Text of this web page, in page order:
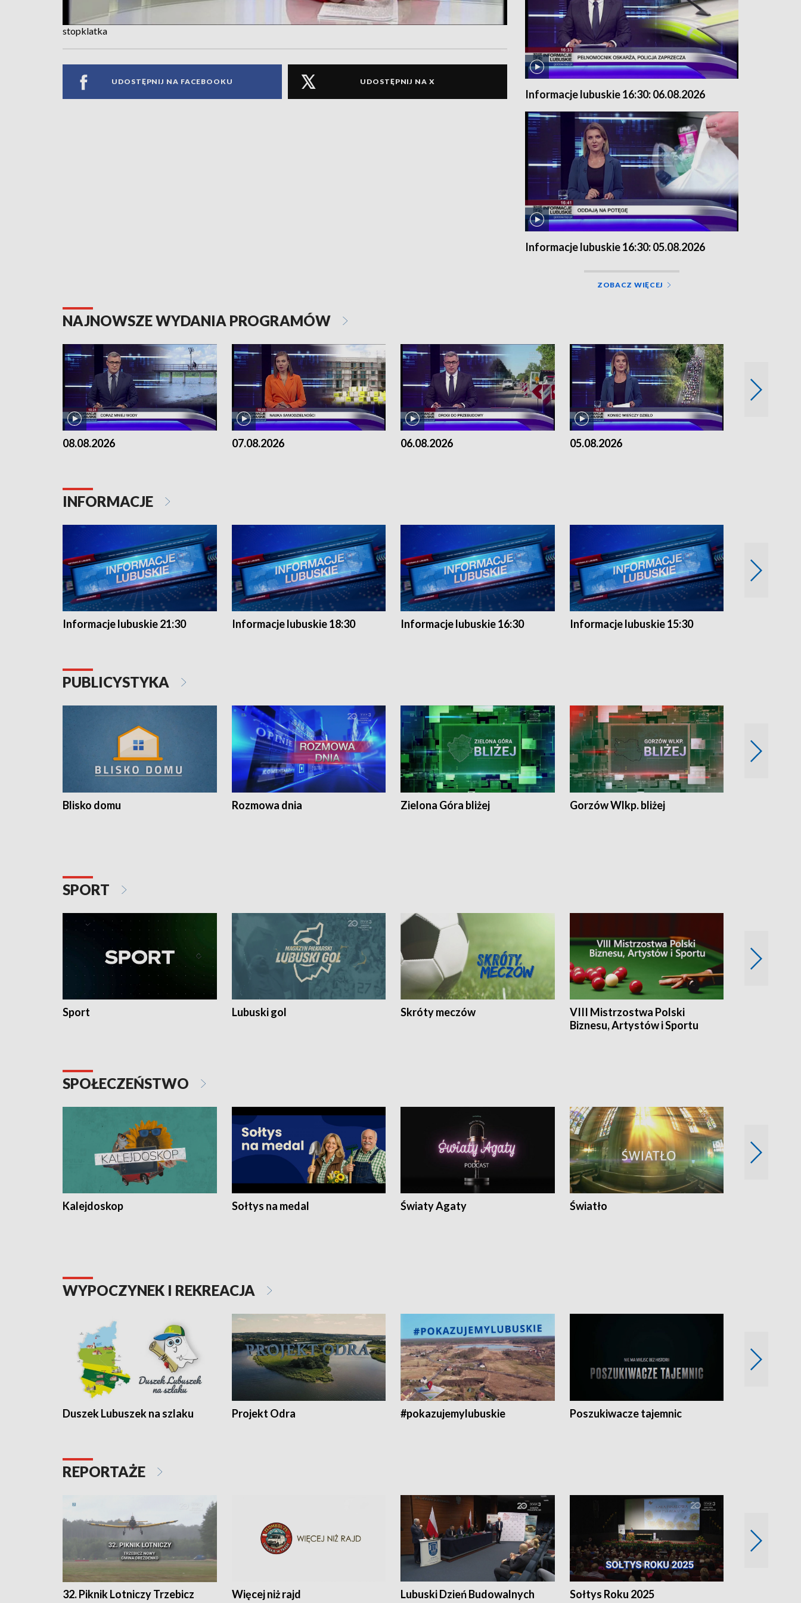
stopklatka
UDOSTĘPNIJ NA FACEBOOKU UDOSTĘPNIJ NA X
Informacje lubuskie 16:30: 06.08.2026
Informacje lubuskie 16:30: 05.08.2026
ZOBACZ WIĘCEJ
NAJNOWSZE WYDANIA PROGRAMÓW
08.08.2026 07.08.2026 06.08.2026 05.08.2026
INFORMACJE
Informacje lubuskie 21:30 Informacje lubuskie 18:30 Informacje lubuskie 16:30 Informacje lubuskie 15:30
PUBLICYSTYKA
Blisko domu Rozmowa dnia Zielona Góra bliżej Gorzów Wlkp. bliżej
SPORT
Sport Lubuski gol Skróty meczów
VIII Mistrzostwa Polski
Biznesu, Artystów i Sportu
SPOŁECZEŃSTWO
Kalejdoskop Sołtys na medal Światy Agaty Światło
WYPOCZYNEK I REKREACJA
Duszek Lubuszek na szlaku Projekt Odra #pokazujemylubuskie Poszukiwacze tajemnic
REPORTAŻE
32. Piknik Lotniczy Trzebicz
Więcej niż rajd Lubuski Dzień Budowalnych Sołtys Roku 2025